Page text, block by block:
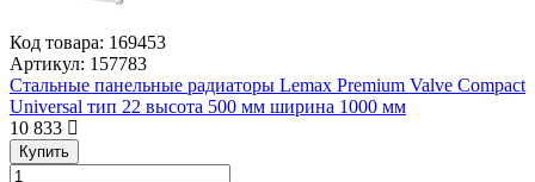
Код товара: 169453
Артикул: 157783
Стальные панельные радиаторы Lemax Premium Valve Compact
Universal тип 22 высота 500 мм ширина 1000 мм
10 833
Купить